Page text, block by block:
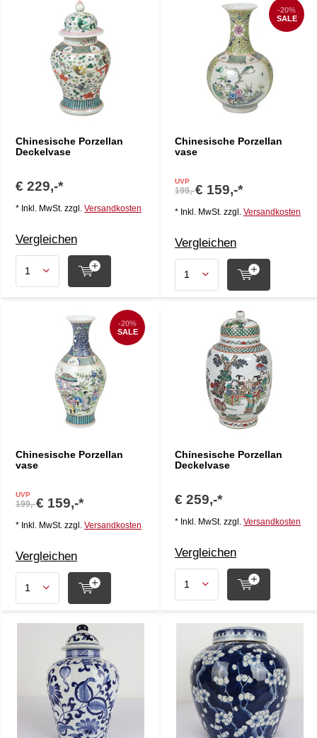
Chinesische Porzellan
Deckelvase
€ 229,-*
* Inkl. MwSt. zzgl. Versandkosten
Vergleichen
Chinesische Porzellan
vase
-20%
SALE
UVP
199,-€ 159,-*
* Inkl. MwSt. zzgl. Versandkosten
Vergleichen
Chinesische Porzellan
vase
-20%
SALE
UVP
199,-€ 159,-*
* Inkl. MwSt. zzgl. Versandkosten
Vergleichen
Chinesische Porzellan
Deckelvase
€ 259,-*
* Inkl. MwSt. zzgl. Versandkosten
Vergleichen